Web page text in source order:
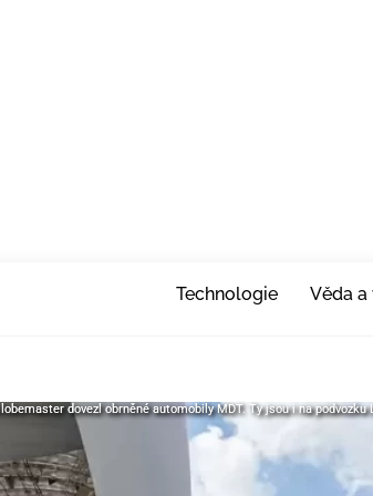
Technologie Věda
dovezl obrněné automobily MDT. Ty jsou i na
dovezl obrněné automobily MDT. Ty jsou i na